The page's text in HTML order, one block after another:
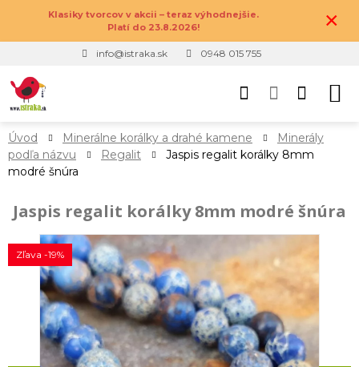
Klasiky tvorcov v akcii – teraz výhodnejšie.
Platí do 23.8.2026!
×
info@istraka.sk 0948 015 755
Úvod Minerálne korálky a drahé kamene
Minerály
podľa názvu
Regalit
Jaspis regalit korálky 8mm
modré šnúra
Jaspis regalit korálky 8mm modré šnúra
Zľava -19%